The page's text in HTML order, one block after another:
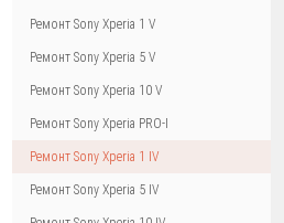
Ремонт Sony Xperia 1 V
Ремонт Sony Xperia 5 V
Ремонт Sony Xperia 10 V
Ремонт Sony Xperia PRO-I
Ремонт Sony Xperia 1 IV
Ремонт Sony Xperia 5 IV